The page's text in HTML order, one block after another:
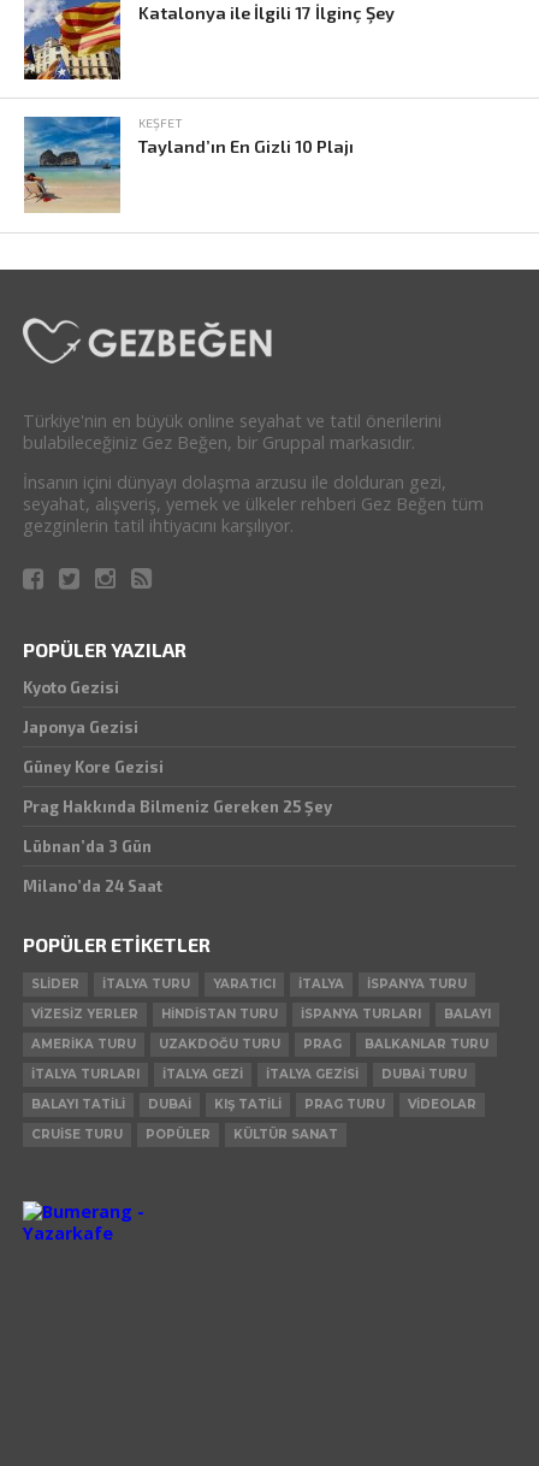
Katalonya ile İlgili 17 İlginç Şey
KEŞFET
Tayland’ın En Gizli 10 Plajı
Türkiye'nin en büyük online seyahat ve tatil önerilerini
bulabileceğiniz Gez Beğen, bir Gruppal markasıdır.
İnsanın içini dünyayı dolaşma arzusu ile dolduran gezi,
seyahat, alışveriş, yemek ve ülkeler rehberi Gez Beğen tüm
gezginlerin tatil ihtiyacını karşılıyor.
POPÜLER YAZILAR
Kyoto Gezisi
Japonya Gezisi
Güney Kore Gezisi
Prag Hakkında Bilmeniz Gereken 25 Şey
Lübnan’da 3 Gün
Milano’da 24 Saat
POPÜLER ETIKETLER
SLIDER ITALYA TURU YARATICI ITALYA
ISPANYA TURU
VIZESIZ YERLER
HINDISTAN TURU ISPANYA TURLARI
BALAYI
AMERIKA TURU
UZAKDOĞU TURU PRAG
BALKANLAR TURU
ITALYA TURLARI
ITALYA GEZI ITALYA GEZISI
DUBAI TURU
BALAYI TATILI
DUBAI KIŞ TATILI PRAG TURU
VIDEOLAR
CRUISE TURU
POPÜLER KÜLTÜR SANAT